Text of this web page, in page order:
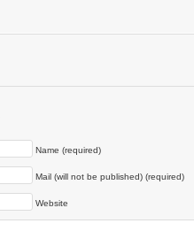
Name (required)
Mail (will not be published) (required)
Website